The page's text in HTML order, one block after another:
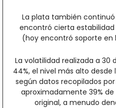
La plata también
encontró cierta
(hoy encontró soporte en
La volatilidad realizada a 30
44%, el nivel más alto
según datos recopilados
aproximadamente 39%
original, a menudo